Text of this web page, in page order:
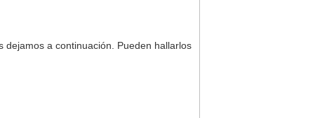
a continuación. Pueden hallarlos